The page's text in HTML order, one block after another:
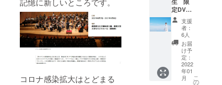
コロナ感染拡大はとどまる
です。
※他の特
典との
併用は
できま
せん ※
紛失、
減失等
による
再発行
はでき
デオ
メッ
セージ
付）
〈限定
DVDに
つい
て〉 10
月31日
開催の
『ほな
定DVD
コー
ス い
ただい
た支援
金を出
演者に
イベン
ト出演
料とし
支援
者：
6人
お届
け予
定：
2022
年01
月
こ
の